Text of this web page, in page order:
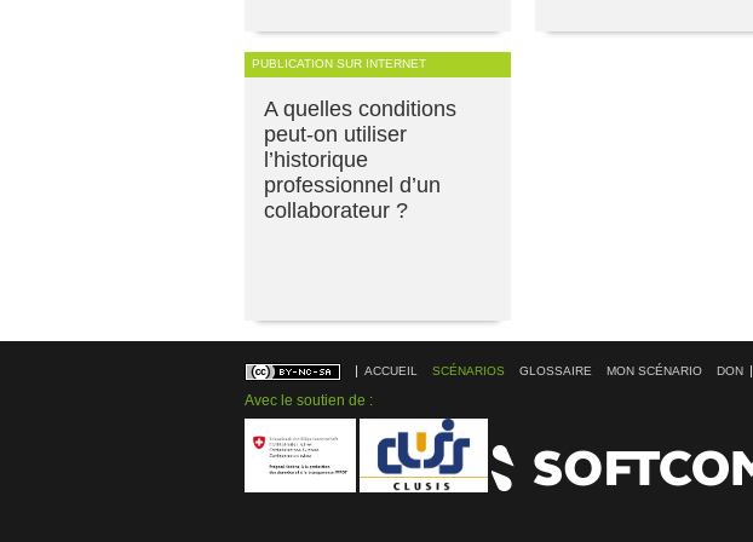
PUBLICATION SUR INTERNET
A quelles conditions
peut-on utiliser
l’historique
professionnel d’un
collaborateur ?
ACCUEIL SCÉNARIOS GLOSSAIRE MON SCÉNARIO DON
Avec le soutien de :